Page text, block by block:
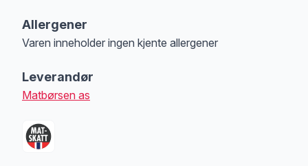
Allergener
Varen inneholder ingen kjente allergener
Leverandør
Matbørsen as